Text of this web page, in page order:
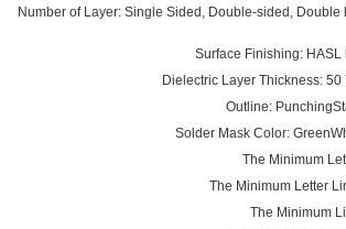
6. Number of Layer: Single Sided, Double-sided,